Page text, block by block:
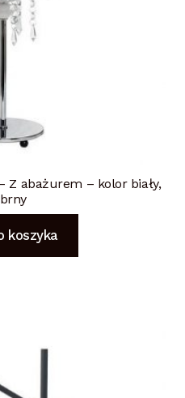
Z abażurem – kolor biały,
koszyka